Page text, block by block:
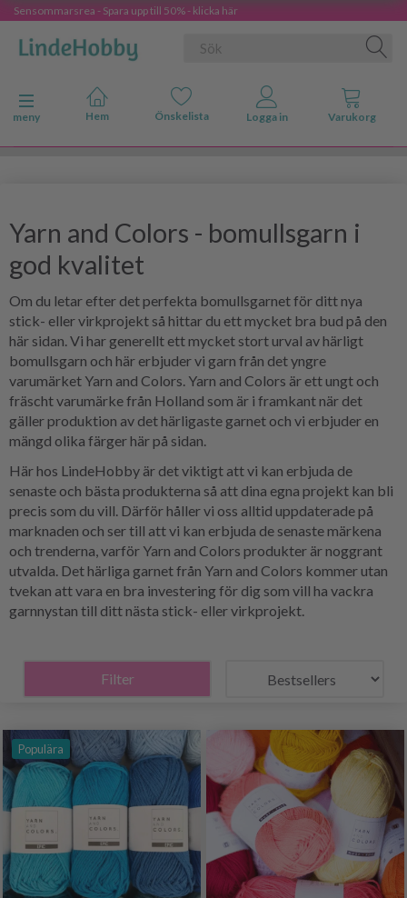
Sensommarsrea - Spara upp till 50% - klicka här
Ändra navigering
meny
Yarn and Colors - bomullsgarn i
god kvalitet
Om du letar efter det perfekta bomullsgarnet för ditt nya
stick- eller virkprojekt så hittar du ett mycket bra bud på den
här sidan. Vi har generellt ett mycket stort urval av härligt
bomullsgarn och här erbjuder vi garn från det yngre
varumärket Yarn and Colors. Yarn and Colors är ett ungt och
fräscht varumärke från Holland som är i framkant när det
gäller produktion av det härligaste garnet och vi erbjuder en
mängd olika färger här på sidan.
Här hos LindeHobby är det viktigt att vi kan erbjuda de
senaste och bästa produkterna så att dina egna projekt kan bli
precis som du vill. Därför håller vi oss alltid uppdaterade på
marknaden och ser till att vi kan erbjuda de senaste märkena
och trenderna, varför Yarn and Colors produkter är noggrant
utvalda. Det härliga garnet från Yarn and Colors kommer utan
tvekan att vara en bra investering för dig som vill ha vackra
garnnystan till ditt nästa stick- eller virkprojekt.
Filter
Populära